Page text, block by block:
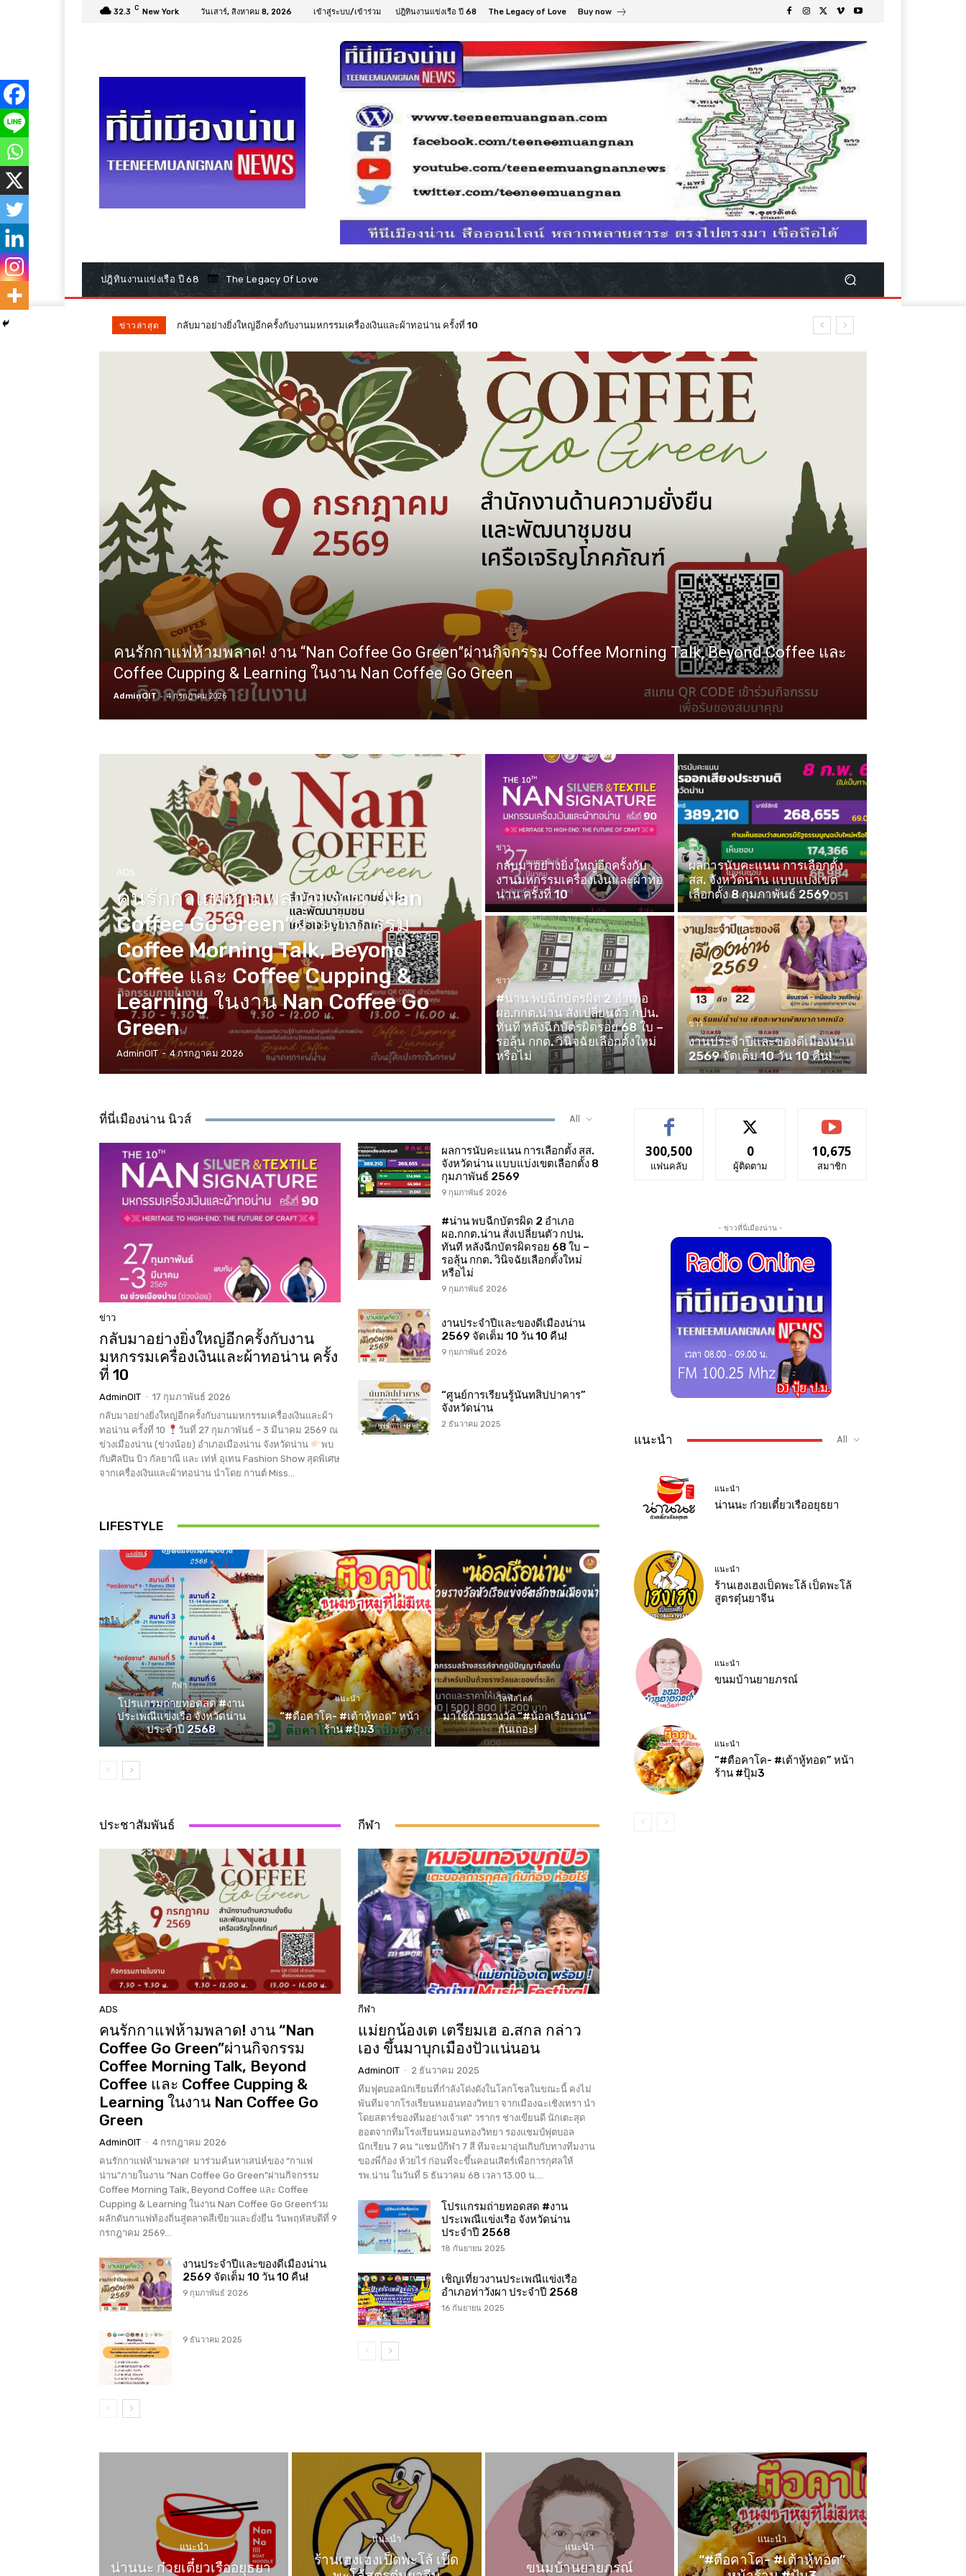
32.3 C New York วันเสาร์, สิงหาคม 8, 2026 เข้าสู่ระบบ/เข้าร่วม ปฎิทินงานแข่งเรือ ปี 68 The Legacy of Love Buy now
ปฎิทินงานแข่งเรือ ปี 68 The Legacy Of Love
ข่าวล่าสุด ผลการนับคะแนน การเลือกตั้ง สส. จังหวัดน่าน แบบแบ่งเขตเลือกตั้ง 8 กุมภาพันธ์ 2569
คนรักกาแฟห้ามพลาด! งาน “Nan Coffee Go Green”ผ่านกิจกรรม Coffee Morning Talk, Beyond Coffee และ
Coffee Cupping & Learning ในงาน Nan Coffee Go Green
AdminOIT - 4 กรกฎาคม 2026
ADS
คนรักกาแฟห้ามพลาด! งาน “Nan
Coffee Go Green”ผ่านกิจกรรม
Coffee Morning Talk, Beyond
Coffee และ Coffee Cupping &
Learning ในงาน Nan Coffee Go
Green
AdminOIT - 4 กรกฎาคม 2026
ข่าว
กลับมาอย่างยิ่งใหญ่อีกครั้งกับ
งานมหกรรมเครื่องเงินและผ้าทอ
น่าน ครั้งที่ 10
ข่าว
ผลการนับคะแนน การเลือกตั้ง
สส. จังหวัดน่าน แบบแบ่งเขต
เลือกตั้ง 8 กุมภาพันธ์ 2569
ข่าว
#น่าน พบฉีกบัตรผิด 2 อำเภอ
ผอ.กกต.น่าน สั่งเปลี่ยนตัว กปน.
ทันที หลังฉีกบัตรผิดรอย 68 ใบ –
รอลุ้น กกต. วินิจฉัยเลือกตั้งใหม่
หรือไม่
ข่าว
งานประจำปีและของดีเมืองน่าน
2569 จัดเต็ม 10 วัน 10 คืน!
ที่นี่เมืองน่าน นิวส์ All
ข่าว
กลับมาอย่างยิ่งใหญ่อีกครั้งกับงาน
มหกรรมเครื่องเงินและผ้าทอน่าน ครั้ง
ที่ 10
AdminOIT - 17 กุมภาพันธ์ 2026
กลับมาอย่างยิ่งใหญ่อีกครั้งกับงานมหกรรมเครื่องเงินและผ้า
ทอน่าน ครั้งที่ 10
วันที่ 27 กุมภาพันธ์ – 3 มีนาคม 2569 ณ
ข่วงเมืองน่าน (ข่วงน้อย) อำเภอเมืองน่าน จังหวัดน่าน
พบ
กับศิลปิน บิว กัลยาณี และ เท่ห์ อุเทน Fashion Show สุดพิเศษ
จากเครื่องเงินและผ้าทอน่าน นำโดย กานต์ Miss...
ผลการนับคะแนน การเลือกตั้ง สส.
จังหวัดน่าน แบบแบ่งเขตเลือกตั้ง 8
กุมภาพันธ์ 2569
9 กุมภาพันธ์ 2026
#น่าน พบฉีกบัตรผิด 2 อำเภอ
ผอ.กกต.น่าน สั่งเปลี่ยนตัว กปน.
ทันที หลังฉีกบัตรผิดรอย 68 ใบ –
รอลุ้น กกต. วินิจฉัยเลือกตั้งใหม่
หรือไม่
9 กุมภาพันธ์ 2026
งานประจำปีและของดีเมืองน่าน
2569 จัดเต็ม 10 วัน 10 คืน!
9 กุมภาพันธ์ 2026
“ศูนย์การเรียนรู้นันทสิปปาคาร”
จังหวัดน่าน
2 ธันวาคม 2025
LIFESTYLE
กีฬา
โปรแกรมถ่ายทอดสด #งาน
ประเพณีแข่งเรือ จังหวัดน่าน
ประจำปี 2568
แนะนำ
“#ตือคาโค- #เต้าหู้ทอด” หน้า
ร้าน #ปุ้ม3
ไลฟ์สไตล์
มาใช้ถ้วยรางวัล “#น้อลเรือน่าน”
กันเถอะ!
ประชาสัมพันธ์
ADS
คนรักกาแฟห้ามพลาด! งาน “Nan
Coffee Go Green”ผ่านกิจกรรม
Coffee Morning Talk, Beyond
Coffee และ Coffee Cupping &
Learning ในงาน Nan Coffee Go
Green
AdminOIT - 4 กรกฎาคม 2026
คนรักกาแฟห้ามพลาด! มาร่วมค้นหาเสน่ห์ของ “กาแฟ
น่าน”ภายในงาน “Nan Coffee Go Green”ผ่านกิจกรรม
Coffee Morning Talk, Beyond Coffee และ Coffee
Cupping & Learning ในงาน Nan Coffee Go Greenร่วม
ผลักดันกาแฟท้องถิ่นสู่ตลาดสีเขียวและยั่งยืน วันพฤหัสบดีที่ 9
กรกฎาคม 2569...
งานประจำปีและของดีเมืองน่าน
2569 จัดเต็ม 10 วัน 10 คืน!
9 กุมภาพันธ์ 2026
9 ธันวาคม 2025
กีฬา
กีฬา
แม่ยกน้องเต เตรียมเฮ อ.สกล กล่าว
เอง ขึ้นมาบุกเมืองปัวแน่นอน
AdminOIT - 2 ธันวาคม 2025
ทีมฟุตบอลนักเรียนที่กำลังโด่งดังในโลกโซลในขณะนี้ คงไม่
พันทีมจากโรงเรียนหมอนทองวิทยา จากเมืองฉะเชิงเทรา นำ
โดยสตาร์ของทีมอย่างเจ้าเต" วรากร ช่างเขียนดี นักเตะสุด
ฮอตจากทีมโรงเรียนหมอนทองวิทยา รองแชมป์ฟุตบอล
นักเรียน 7 คน “แชมป์กีฬา 7 สี ทีมจะมาอุ่นเกิบกับทางทีมงาน
ของพี่ก้อง ห้วยไร่ ก่อนที่จะขึ้นคอนเสิตร์เพื่อการกุศลให้
รพ.น่าน ในวันที่ 5 ธันวาคม 68 เวลา 13.00 น....
โปรแกรมถ่ายทอดสด #งาน
ประเพณีแข่งเรือ จังหวัดน่าน
ประจำปี 2568
18 กันยายน 2025
เชิญเที่ยวงานประเพณีแข่งเรือ
อำเภอท่าวังผา ประจำปี 2568
16 กันยายน 2025
300,500
แฟนคลับ
0
ผู้ติดตาม
10,675
สมาชิก
- ข่าวที่นี่เมืองน่าน -
แนะนำ All
แนะนำ
น่านนะ ก๋วยเตี๋ยวเรืออยุธยา
แนะนำ
ร้านเฮงเฮงเป็ดพะโล้ เป็ดพะโล้
สูตรตุ๋นยาจีน
แนะนำ
ขนมบ้านยายภรณ์
แนะนำ
“#ตือคาโค- #เต้าหู้ทอด” หน้า
ร้าน #ปุ้ม3
แนะนำ
น่านนะ ก๋วยเตี๋ยวเรืออยุธยา
แนะนำ
ร้านเฮงเฮงเป็ดพะโล้ เป็ด
แนะนำ
ขนมบ้านยายภรณ์
แนะนำ
“#ตือคาโค- #เต้าหู้ทอด”